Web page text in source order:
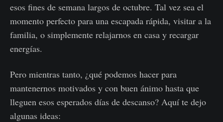
esos fines de semana largos de octubre. Tal vez sea el
momento perfecto para una escapada rápida, visitar a la
familia, o simplemente relajarnos en casa y recargar
energías.
Pero mientras tanto, ¿qué podemos hacer para
mantenernos motivados y con buen ánimo hasta que
lleguen esos esperados días de descanso? Aquí te dejo
algunas ideas: